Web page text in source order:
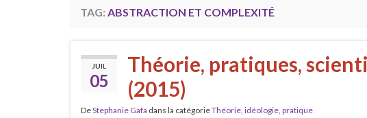
TAG: ABSTRACTION ET COMPLEXITÉ
JUIL
05
Théorie, pratiques,
(2015)
DeStephanie Gafa dans la catégorieThéorie, idéologie, pratique